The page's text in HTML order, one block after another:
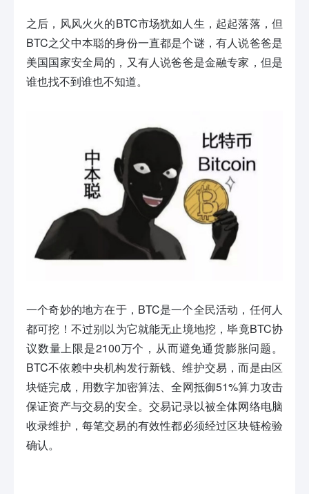
之后，风风火火的BTC市场犹如人生，起起落落，但
BTC之父中本聪的身份一直都是个谜，有人说爸爸是
美国国家安全局的，又有人说爸爸是金融专家，但是
谁也找不到谁也不知道。
一个奇妙的地方在于，BTC是一个全民活动，任何人
都可挖！不过别以为它就能无止境地挖，毕竟BTC协
议数量上限是2100万个，从而避免通货膨胀问题。
BTC不依赖中央机构发行新钱、维护交易，而是由区
块链完成，用数字加密算法、全网抵御51%算力攻击
保证资产与交易的安全。交易记录以被全体网络电脑
收录维护，每笔交易的有效性都必须经过区块链检验
确认。